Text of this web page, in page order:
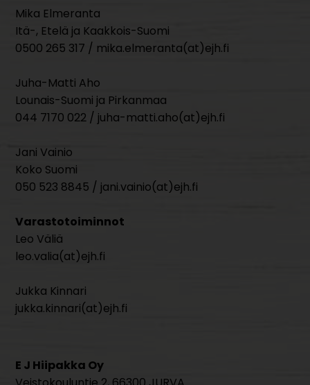
Mika Elmeranta
Itä-, Etelä ja Kaakkois-Suomi
0500 265 317 / mika.elmeranta(at)ejh.fi
Juha-Matti Aho
Lounais-Suomi ja Pirkanmaa
044 7170 022 / juha-matti.aho(at)ejh.fi
Jani Vainio
Koko Suomi
050 523 8845 / jani.vainio(at)ejh.fi
Varastotoiminnot
Leo Väliä
leo.valia(at)ejh.fi
Jukka Kinnari
jukka.kinnari(at)ejh.fi
E J Hiipakka Oy